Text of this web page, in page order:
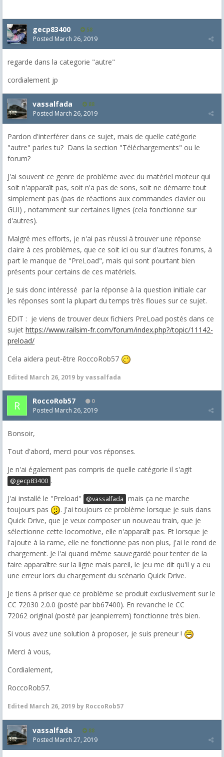
gecp83400 58
Posted March 26, 2019
regarde dans la categorie "autre"
cordialement jp
vassalfada 88
Posted March 26, 2019
Pardon d'interférer dans ce sujet, mais de quelle catégorie
"autre" parles tu? Dans la section "Téléchargements" ou le
forum?
J'ai souvent ce genre de problème avec du matériel moteur qui
soit n'apparaît pas, soit n'a pas de sons, soit ne démarre tout
simplement pas (pas de réactions aux commandes clavier ou
GUI) , notamment sur certaines lignes (cela fonctionne sur
d'autres).
Malgré mes efforts, je n'ai pas réussi à trouver une réponse
claire à ces problèmes, que ce soit ici ou sur d'autres forums, à
part le manque de "PreLoad", mais qui sont pourtant bien
présents pour certains de ces matériels.
Je suis donc intéressé par la réponse à la question initiale car
les réponses sont la plupart du temps très floues sur ce sujet.
EDIT : je viens de trouver deux fichiers PreLoad postés dans ce
sujet https://www.railsim-fr.com/forum/index.php?/topic/11142-
preload/
Cela aidera peut-être RoccoRob57
Edited March 26, 2019 by vassalfada
RoccoRob57 0
Posted March 26, 2019
Bonsoir,
Tout d'abord, merci pour vos réponses.
Je n'ai également pas compris de quelle catégorie il s'agit
@gecp83400 .
J'ai installé le ''Preload''
@vassalfada mais ça ne marche
toujours pas
. J'ai toujours ce problème lorsque je suis dans
Quick Drive, que je veux composer un nouveau train, que je
sélectionne cette locomotive, elle n'apparaît pas. Et lorsque je
l'ajoute à la rame, elle ne fonctionne pas non plus, j'ai le rond de
chargement. Je l'ai quand même sauvegardé pour tenter de la
faire apparaître sur la ligne mais pareil, le jeu me dit qu'il y a eu
une erreur lors du chargement du scénario Quick Drive.
Je tiens à priser que ce problème se produit exclusivement sur le
CC 72030 2.0.0 (posté par bb67400). En revanche le CC
72062 original (posté par jeanpierrem) fonctionne très bien.
Si vous avez une solution à proposer, je suis preneur !
Merci à vous,
Cordialement,
RoccoRob57.
Edited March 26, 2019 by RoccoRob57
vassalfada 88
Posted March 27, 2019